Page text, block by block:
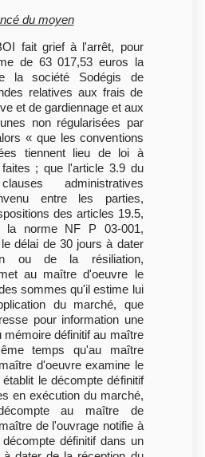
du moyen
fait grief à l'arrêt, pour
de 63 017,53 euros la
la société Sodégis de
relatives aux frais de
et de gardiennage et aux
non régularisées par
« que les conventions
tiennent lieu de loi à
; que l'article 3.9 du
administratives
entre les parties,
des articles 19.5,
la norme NF P 03-001,
délai de 30 jours à dater
ou de la résiliation,
au maître d'oeuvre le
sommes qu'il estime lui
du marché, que
pour information une
mémoire définitif au maître
temps qu'au maître
d'oeuvre examine le
le décompte définitif
en exécution du marché,
au maître de
de l'ouvrage notifie à
définitif dans un